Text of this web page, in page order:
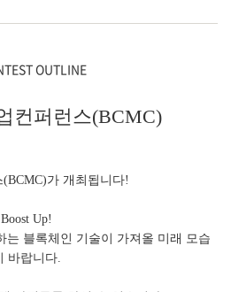
OUTLINE
컨퍼런스(BCMC)
가 개최됩니다!
Up!
는 블록체인 기술이 가져올 미래 모습
바랍니다.